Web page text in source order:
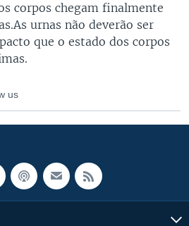
corpos chegam finalmente
urnas não deverão ser
que o estado dos corpos
us